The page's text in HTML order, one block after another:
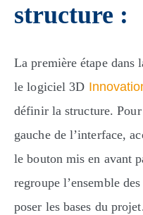
structure :
La première étape dans
le logiciel 3D
définir la structure.
gauche de l’interface,
le bouton mis en avant
regroupe l’ensemble
poser les bases du